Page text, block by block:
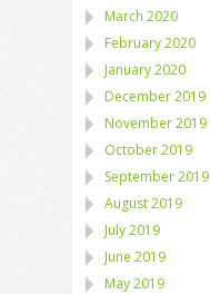
March 2020
February 2020
January 2020
December 2019
November 2019
October 2019
September 2019
August 2019
July 2019
June 2019
May 2019